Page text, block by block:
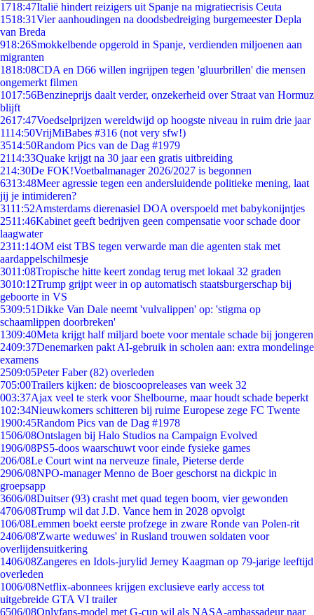
1718:47Italië hindert reizigers uit Spanje na migratiecrisis Ceuta
1518:31Vier aanhoudingen na doodsbedreiging burgemeester Depla
van Breda
918:26Smokkelbende opgerold in Spanje, verdienden miljoenen aan
migranten
1818:08CDA en D66 willen ingrijpen tegen 'gluurbrillen' die mensen
ongemerkt filmen
1017:56Benzineprijs daalt verder, onzekerheid over Straat van Hormuz
blijft
2617:47Voedselprijzen wereldwijd op hoogste niveau in ruim drie jaar
1114:50VrijMiBabes #316 (not very sfw!)
3514:50Random Pics van de Dag #1979
2114:33Quake krijgt na 30 jaar een gratis uitbreiding
214:30De FOK!Voetbalmanager 2026/2027 is begonnen
6313:48Meer agressie tegen een andersluidende politieke mening, laat
jij je intimideren?
3111:52Amsterdams dierenasiel DOA overspoeld met babykonijntjes
2511:46Kabinet geeft bedrijven geen compensatie voor schade door
laagwater
2311:14OM eist TBS tegen verwarde man die agenten stak met
aardappelschilmesje
3011:08Tropische hitte keert zondag terug met lokaal 32 graden
3010:12Trump grijpt weer in op automatisch staatsburgerschap bij
geboorte in VS
5309:51Dikke Van Dale neemt 'vulvalippen' op: 'stigma op
schaamlippen doorbreken'
1309:40Meta krijgt half miljard boete voor mentale schade bij jongeren
2409:37Denemarken pakt AI-gebruik in scholen aan: extra mondelinge
examens
2509:05Peter Faber (82) overleden
705:00Trailers kijken: de bioscoopreleases van week 32
003:37Ajax veel te sterk voor Shelbourne, maar houdt schade beperkt
102:34Nieuwkomers schitteren bij ruime Europese zege FC Twente
1900:45Random Pics van de Dag #1978
1506/08Ontslagen bij Halo Studios na Campaign Evolved
1906/08PS5-doos waarschuwt voor einde fysieke games
206/08Le Court wint na nerveuze finale, Pieterse derde
2906/08NPO-manager Menno de Boer geschorst na dickpic in
groepsapp
3606/08Duitser (93) crasht met quad tegen boom, vier gewonden
4706/08Trump wil dat J.D. Vance hem in 2028 opvolgt
106/08Lemmen boekt eerste profzege in zware Ronde van Polen-rit
2406/08'Zwarte weduwes' in Rusland trouwen soldaten voor
overlijdensuitkering
1406/08Zangeres en Idols-jurylid Jerney Kaagman op 79-jarige leeftijd
overleden
1006/08Netflix-abonnees krijgen exclusieve early access tot
uitgebreide GTA VI trailer
6506/08Onlyfans-model met G-cup wil als NASA-ambassadeur naar